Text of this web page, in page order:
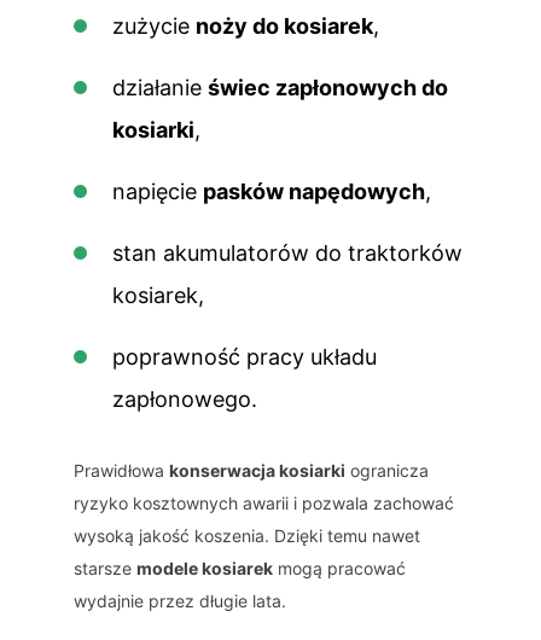
zużycie noży do kosiarek,
działanie świec zapłonowych do
kosiarki,
napięcie pasków napędowych,
stan akumulatorów do traktorków
kosiarek,
poprawność pracy układu
zapłonowego.
Prawidłowa konserwacja kosiarki ogranicza
ryzyko kosztownych awarii i pozwala zachować
wysoką jakość koszenia. Dzięki temu nawet
starsze modele kosiarek mogą pracować
wydajnie przez długie lata.